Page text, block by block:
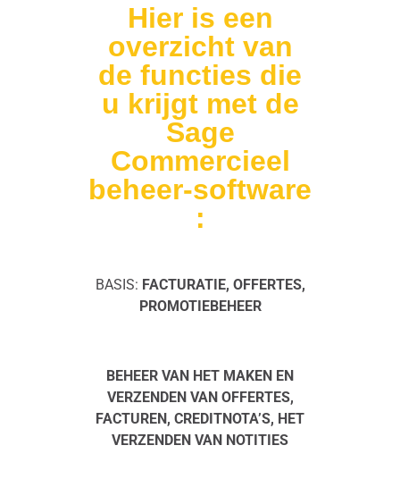
Hier is een
overzicht van
de functies die
u krijgt met de
Sage
Commercieel
beheer-software
:
BASIS: FACTURATIE, OFFERTES,
PROMOTIEBEHEER
BEHEER VAN HET MAKEN EN
VERZENDEN VAN OFFERTES,
FACTUREN, CREDITNOTA’S, HET
VERZENDEN VAN NOTITIES